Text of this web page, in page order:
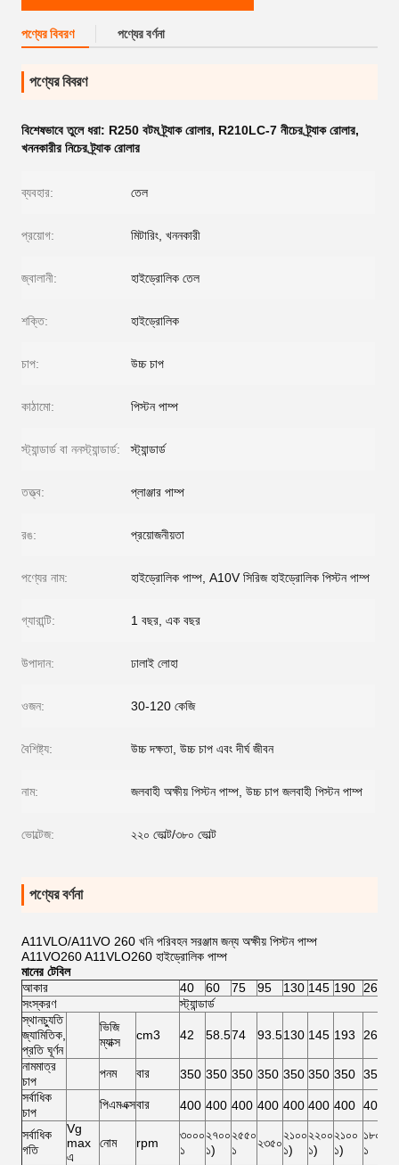
পণ্যের বিবরণ পণ্যের বর্ণনা
পণ্যের বিবরণ
বিশেষভাবে তুলে ধরা: R250 বটম ট্র্যাক রোলার, R210LC-7 নীচের ট্র্যাক রোলার,
খননকারীর নিচের ট্র্যাক রোলার
ব্যবহার: তেল
প্রয়োগ: মিটারিং, খননকারী
জ্বালানী: হাইড্রোলিক তেল
শক্তি: হাইড্রোলিক
চাপ: উচ্চ চাপ
কাঠামো: পিস্টন পাম্প
স্ট্যান্ডার্ড বা ননস্ট্যান্ডার্ড: স্ট্যান্ডার্ড
তত্ত্ব: প্লাঞ্জার পাম্প
রঙ: প্রয়োজনীয়তা
পণ্যের নাম: হাইড্রোলিক পাম্প, A10V সিরিজ হাইড্রোলিক পিস্টন পাম্প
গ্যারান্টি: 1 বছর, এক বছর
উপাদান: ঢালাই লোহা
ওজন: 30-120 কেজি
বৈশিষ্ট্য: উচ্চ দক্ষতা, উচ্চ চাপ এবং দীর্ঘ জীবন
নাম: জলবাহী অক্ষীয় পিস্টন পাম্প, উচ্চ চাপ জলবাহী পিস্টন পাম্প
ভোল্টেজ: ২২০ ভোল্ট/৩৮০ ভোল্ট
পণ্যের বর্ণনা
A11VLO/A11VO 260 খনি পরিবহন সরঞ্জাম জন্য অক্ষীয় পিস্টন পাম্প
A11VO260 A11VLO260 হাইড্রোলিক পাম্প
মানের টেবিল
আকার
40 60 75 95 130 145 190 260
সংস্করণ
স্ট্যান্ডার্ড
স্থানচ্যুতি
জ্যামিতিক,
প্রতি ঘূর্ণন
ভিজি
ম্যাক্স
cm3 42 58.574 93.5130 145 193 260
নামমাত্র
চাপ
পনম বার 350 350 350 350 350 350 350 350
সর্বাধিক
চাপ
পিএমএক্সবার 400 400 400 400 400 400 400 400
সর্বাধিক
গতি
Vg
max
এ
নোম rpm
৩০০০
১
২৭০০
১)
২৫৫০
১
২৩৫০
২১০০
১)
২২০০
১)
২১০০
১)
১৮০০
১